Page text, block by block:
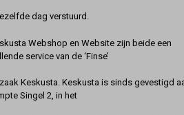
dag verstuurd.
Webshop en Website zijn beide een
service van de ‘Finse’
Keskusta. Keskusta is sinds gevestigd
Singel 2, in het